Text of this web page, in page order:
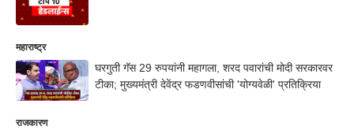
महाराष्ट्र
घरगुती गॅस 29 रुपयांनी महागला, शरद पवारांची मोदी सरकारवर
टीका; मुख्यमंत्री देवेंद्र फडणवीसांची 'योग्यवेळी' प्रतिक्रिया
राजकारण